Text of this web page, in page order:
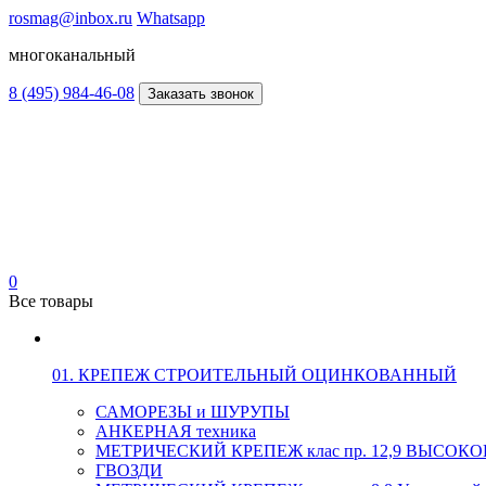
rosmag@inbox.ru Whatsapp
многоканальный
8 (495) 984-46-08 Заказать звонок
0
Все товары
01. КРЕПЕЖ СТРОИТЕЛЬНЫЙ ОЦИНКОВАННЫЙ
САМОРЕЗЫ и ШУРУПЫ
АНКЕРНАЯ техника
МЕТРИЧЕСКИЙ КРЕПЕЖ клас пр. 12,9
ГВОЗДИ